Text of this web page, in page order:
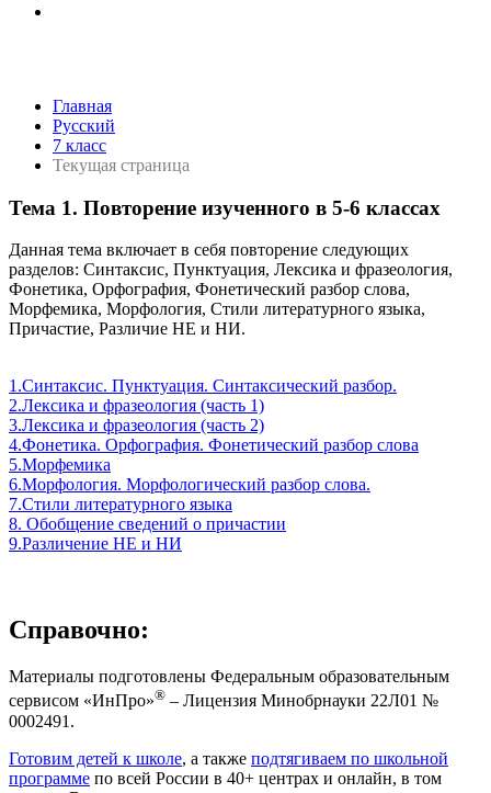
Главная
Русский
7 класс
Текущая страница
Тема 1. Повторение изученного в 5-6 классах
Данная тема включает в себя повторение следующих
разделов: Синтаксис, Пунктуация, Лексика и фразеология,
Фонетика, Орфография, Фонетический разбор слова,
Морфемика, Морфология, Стили литературного языка,
Причастие, Различие НЕ и НИ.
1.Синтаксис. Пунктуация. Синтаксический разбор.
2.Лексика и фразеология (часть 1)
3.Лексика и фразеология (часть 2)
4.Фонетика. Орфография. Фонетический разбор слова
5.Морфемика
6.Морфология. Морфологический разбор слова.
7.Стили литературного языка
8. Обобщение сведений о причастии
9.Различение НЕ и НИ
Справочно:
Материалы подготовлены Федеральным образовательным
сервисом «ИнПро»® – Лицензия Минобрнауки 22Л01 №
0002491.
Готовим детей к школе, а также подтягиваем по школьной
программе по всей России в 40+ центрах и онлайн, в том